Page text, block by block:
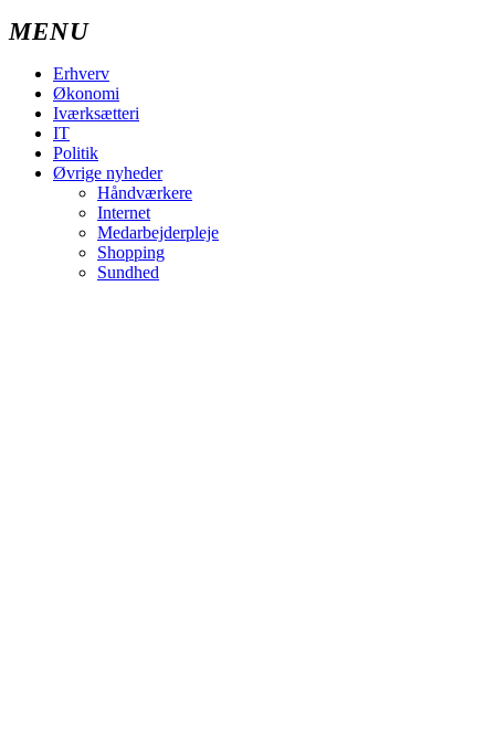
Erhverv
Økonomi
Iværksætteri
IT
Politik
Øvrige nyheder
Håndværkere
Internet
Medarbejderpleje
Shopping
Sundhed